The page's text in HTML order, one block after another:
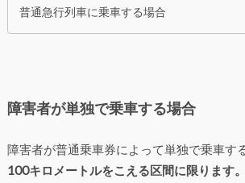
普通急行列車に乗車する場合
障害者が単独で乗車する場合
障害者が普通乗車券によって単独で乗車す
100キロメートルをこえる区間に限ります。